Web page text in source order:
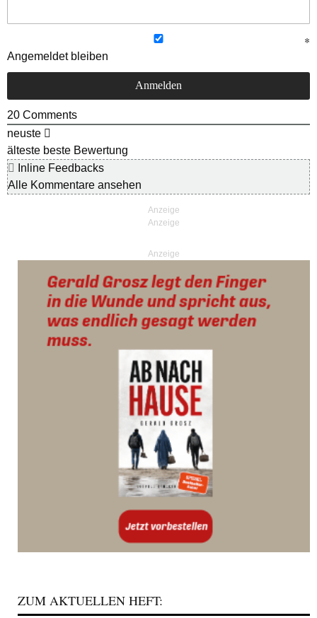
Angemeldet bleiben
20 Comments
neuste
älteste beste Bewertung
Inline Feedbacks
Alle Kommentare ansehen
Anzeige
ZUM AKTUELLEN HEFT: